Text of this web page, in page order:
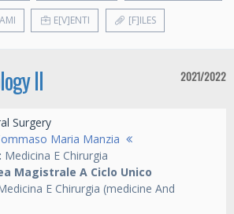
E[V]ENTI [F]ILES
II 2021/2022
Surgery
Maria Manzia
Medicina E Chirurgia
Magistrale A Ciclo Unico
E Chirurgia (medicine And